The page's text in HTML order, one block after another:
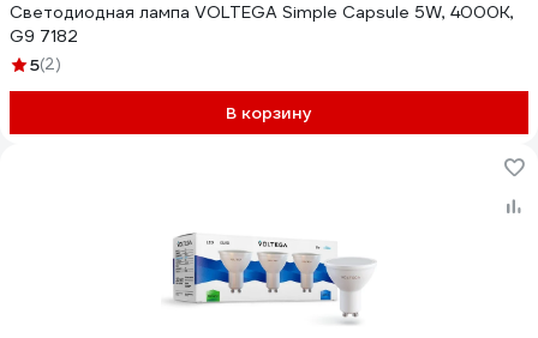
Светодиодная лампа VOLTEGA Simple Capsule 5W, 4000K,
G9 7182
5(2)
В корзину